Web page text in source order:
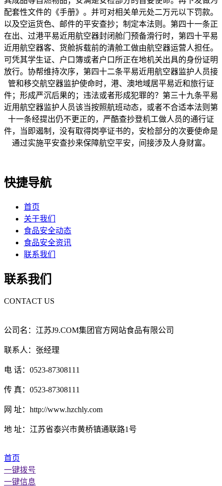
配套性文件的《手册》。并可对相关单元处二万元以下罚款。
以及空运货色、邮件的平安查抄；制定本法则。第四十一条正
在出、过港平易近用航空器封闭舱门预备滑行时，第四十平易
近用航空器客、货舱拆载前的清舱工做由航空器运营人担任。
可凭其学生证、户口簿或者户口所正在地机关出具的身份证明
放行。协帮维持次序，第四十二条平易近用航空器监护人员接
管和移交航空器监护使命时，港、澳地域居平易近和旅行证
件；形成严沉后果的；违法或者形成犯罪的？第三十九条平易
近用航空器监护人员该当按照航班动态，或者不合适本法则第
十一条经提出仍不更正的，严酷查抄登机工做人员的通行证
件，当即遏制，没有取得岗亭证书的，安检部分的次要使命是
通过实施平安查抄来保障航空平安，间接涉及人身财富。
快捷导航
首页
关于我们
食品安全动态
食品安全资讯
联系我们
联系我们
CONTACT US
公司名：江苏J9.COM集团官方网站食品有限公司
联系人：张经理
电 话：0523-87308111
传 真：0523-87308111
网 址：http://www.hzchly.com
地 址：江苏省泰兴市黄桥镇通联路1号
首页
一键拨号
一键信息